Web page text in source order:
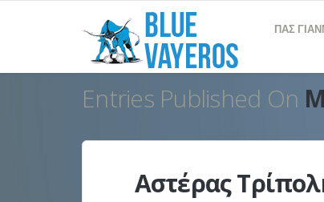
ΠΑΣ
Entries Published On
Αστέρας